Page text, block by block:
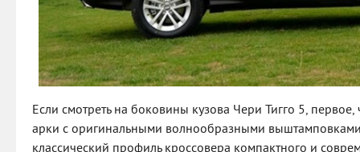
Если смотреть на боковины кузова Чери Тигго 5, первое,
арки с оригинальными волнообразными
классический профиль кроссовера компактного и